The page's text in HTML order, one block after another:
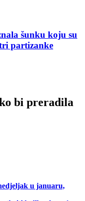
šunku koju su
partizanke
bi preradila
u januaru,